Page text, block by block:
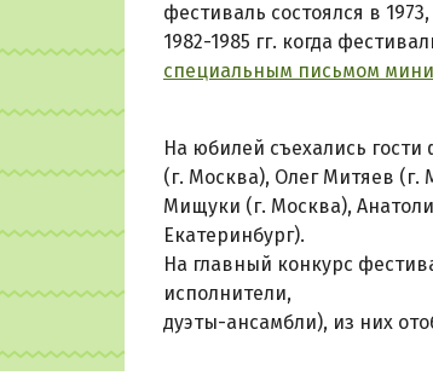
фестиваль состоялся в
1982-1985 гг. когда
специальным письмом
На юбилей съехались
(г. Москва), Олег Митяев
Мищуки (г. Москва),
Екатеринбург).
На главный конкурс
исполнители,
дуэты-ансамбли), из них